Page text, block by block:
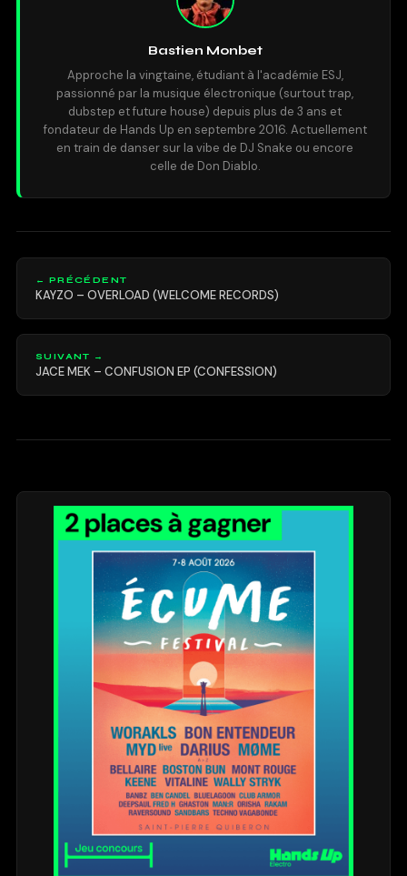
Bastien Monbet
Approche la vingtaine, étudiant à l'académie ESJ,
passionné par la musique électronique (surtout trap,
dubstep et future house) depuis plus de 3 ans et
fondateur de Hands Up en septembre 2016. Actuellement
en train de danser sur la vibe de DJ Snake ou encore
celle de Don Diablo.
← PRÉCÉDENT
KAYZO – OVERLOAD (WELCOME RECORDS)
SUIVANT →
JACE MEK – CONFUSION EP (CONFESSION)